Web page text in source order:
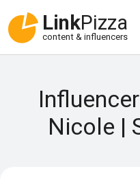
LinkPizza
content & influencers
Nicole |